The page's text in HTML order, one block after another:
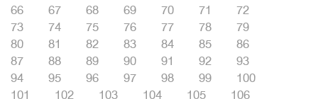
66
67 68 69 70 71
72
73
74 75 76 77 78
79
80
81 82 83 84 85
86
87
88 89 90 91 92
93
94
95 96 97 98 99
100
101
102 103 104 105
106